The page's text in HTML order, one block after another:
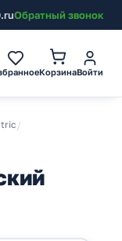
Обратный звонок
КорзинаВойти
/